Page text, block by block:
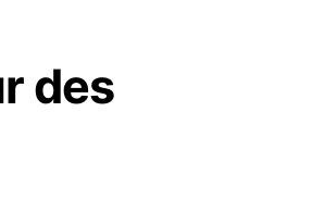
des